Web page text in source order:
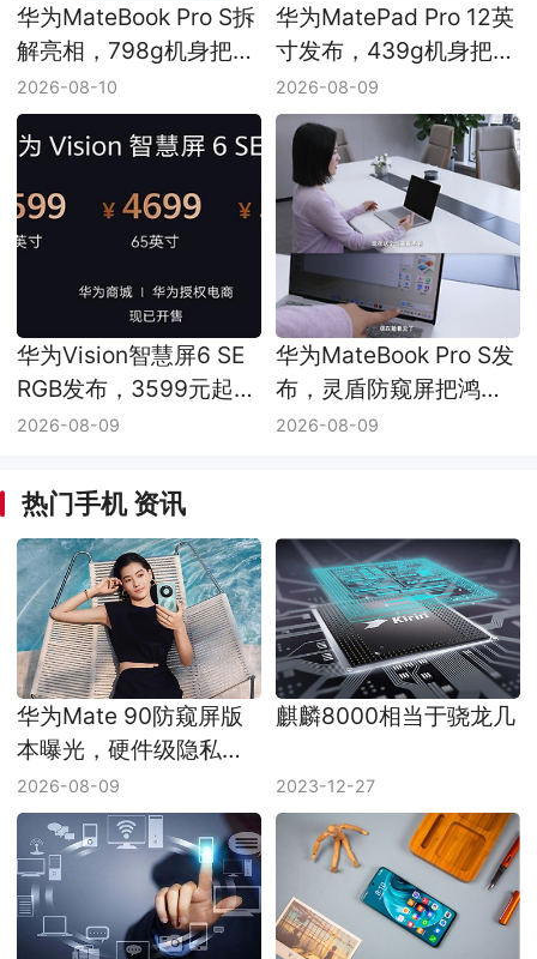
华为MateBook Pro S拆
解亮相，798g机身把
2500颗器件压进工卡大
小主板
2026-08-10
华为MatePad Pro 12英
寸发布，439g机身把旗
舰平板继续做轻
2026-08-09
华为Vision智慧屏6 SE
RGB发布，3599元起把
RGB-MiniLED压进主流
2026-08-09
华为MateBook Pro S发
布，灵盾防窥屏把鸿蒙
轻薄本做出新差异
2026-08-09
热门手机 资讯
华为Mate 90防窥屏版
本曝光，硬件级隐私显
示准备下放到手机
2026-08-09
麒麟8000相当于骁龙几
2023-12-27